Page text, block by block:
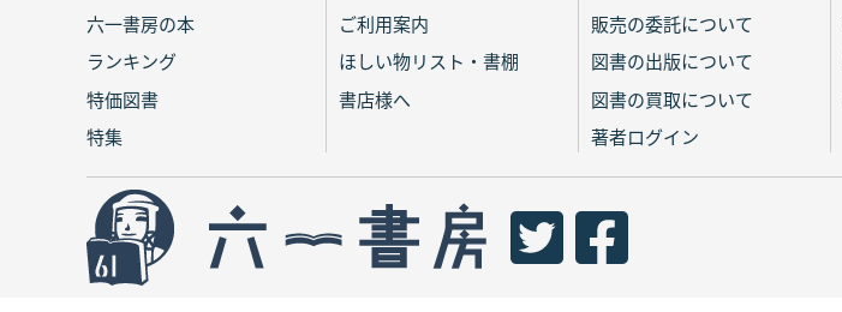
六一書房の本
ランキング
特価図書
特集
ご利用案内
ほしい物リスト・書棚
書店様へ
販売の委託について
図書の出版について
図書の買取について
著者ログイン